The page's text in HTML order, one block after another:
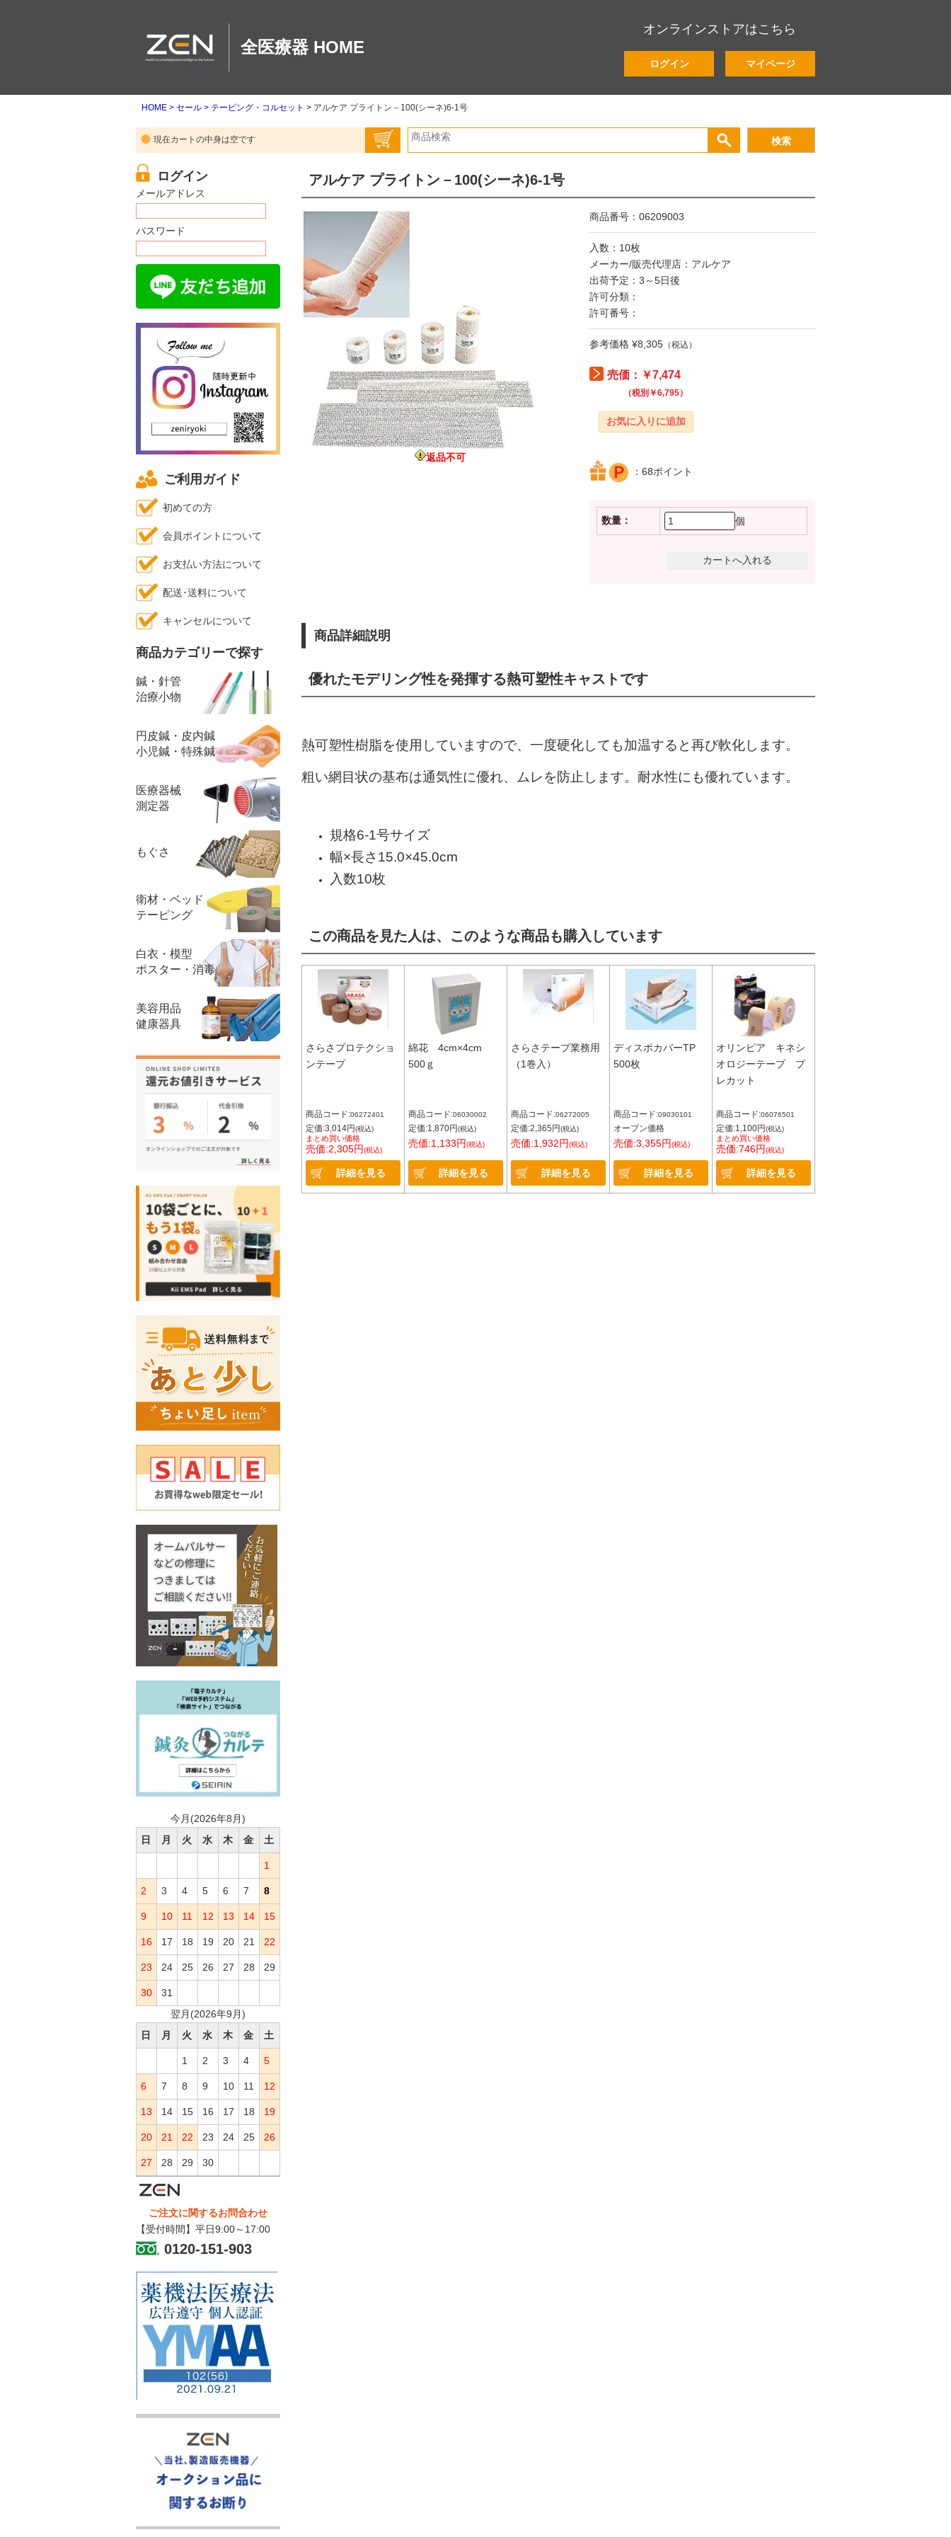
全医療器 HOME
オンラインストアはこちら
ログイン マイページ
HOME セール テーピング・コルセット アルケア プライトン－100(シーネ)6-1号
現在カートの中身は空です
アルケア プライトン－100(シーネ)6-1号
返品不可
商品番号：06209003
入数：10枚
メーカー/販売代理店：アルケア
出荷予定：3～5日後
許可分類：
許可番号：
参考価格 ¥8,305 （税込）
売価：￥7,474
（税別￥6,795）
：68ポイント
数量： 個
商品詳細説明
優れたモデリング性を発揮する熱可塑性キャストです
熱可塑性樹脂を使用していますので、一度硬化しても加温すると再び軟化します。
粗い網目状の基布は通気性に優れ、ムレを防止します。耐水性にも優れています。
規格6-1号サイズ
幅×長さ15.0×45.0cm
入数10枚
この商品を見た人は、このような商品も購入しています
さらさプロテクショ
ンテープ
商品コード:06272401
定価:3,014円(税込)
まとめ買い価格
売価:2,305円(税込)
詳細を見る
綿花 4cm×4cm
500ｇ
商品コード:06030002
定価:1,870円(税込)
売価:1,133円(税込)
詳細を見る
さらさテープ業務用
（1巻入）
商品コード:06272005
定価:2,365円(税込)
売価:1,932円(税込)
詳細を見る
ディスポカバーTP
500枚
商品コード:09030101
オープン価格
売価:3,355円(税込)
詳細を見る
オリンピア キネシ
オロジーテープ プ
レカット
商品コード:06076501
定価:1,100円(税込)
まとめ買い価格
売価:746円(税込)
詳細を見る
メールアドレス
パスワード
ご利用ガイド
初めての方
会員ポイントについて
お支払い方法について
配送･送料について
キャンセルについて
商品カテゴリーで探す
鍼・針管
治療小物
円皮鍼・皮内鍼
小児鍼・特殊鍼
医療器械
測定器
もぐさ
衛材・ベッド
テーピング
白衣・模型
ポスター・消毒
美容用品
健康器具
今月(2026年8月)
日
月 火 水 木 金 土
1
2 3 4 5 6 7 8
9 10 11 12 13 14 15
16 17 18 19 20 21 22
23 24 25 26 27 28 29
30
31
翌月(2026年9月)
日
月 火 水 木 金 土
1 2 3 4 5
6 7 8 9 10 11 12
13 14 15 16 17 18 19
20 21 22 23 24 25 26
27 28 29 30
ご注文に関するお問合わせ
【受付時間】平日9:00～17:00
0120-151-903